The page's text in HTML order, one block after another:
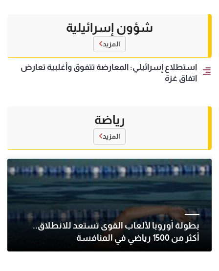
شؤون إسرائيلية
المزيد
استطلاع إسرائيلي: المعارضة تتفوق وأغلبية تعارض
اتفاق غزة
رياضة
المزيد
بطولة أوروبا لألعاب القوى تستعد للانطلاق..
أكثر من 1500 رياضي في المنافسة